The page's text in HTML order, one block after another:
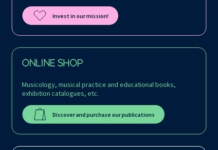
Invest in our mission!
ONLINE SHOP
Musicology, musical practice and educational books,
exhibition catalogues, etc.
Discover and purchase our publications